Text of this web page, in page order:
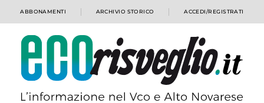
ABBONAMENTI ARCHIVIO STORICO ACCEDI/REGISTRATI